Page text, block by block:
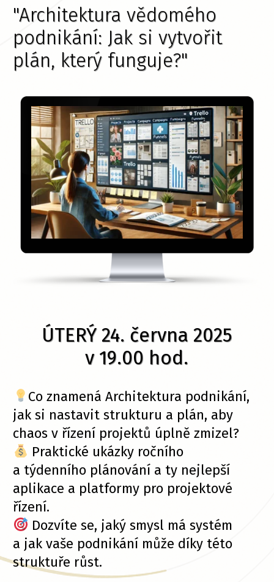
"Architektura vědomého
podnikání: Jak si vytvořit
plán, který funguje?"
ÚTERÝ 24. června 2025
v 19.00 hod.
Co znamená Architektura podnikání,
jak si nastavit strukturu a plán, aby
chaos v řízení projektů úplně zmizel?
Praktické ukázky ročního
a týdenního plánování a ty nejlepší
aplikace a platformy pro projektové
řízení.
Dozvíte se, jaký smysl má systém
a jak vaše podnikání může díky této
struktuře růst.